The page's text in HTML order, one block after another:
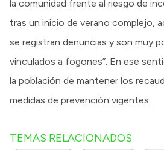
la comunidad frente al riesgo de
tras un inicio de verano complejo,
se registran denuncias y son muy
vinculados a fogones”. En ese
la población de mantener los
medidas de prevención vigentes.
TEMAS RELACIONADOS